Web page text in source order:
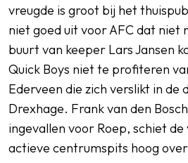
vreugde is groot bij het
niet goed uit voor AFC dat niet
buurt van keeper Lars Jansen
Quick Boys niet te profiteren
Ederveen die zich verslikt in de
Drexhage. Frank van den
ingevallen voor Roep, schiet de
actieve centrumspits hoog